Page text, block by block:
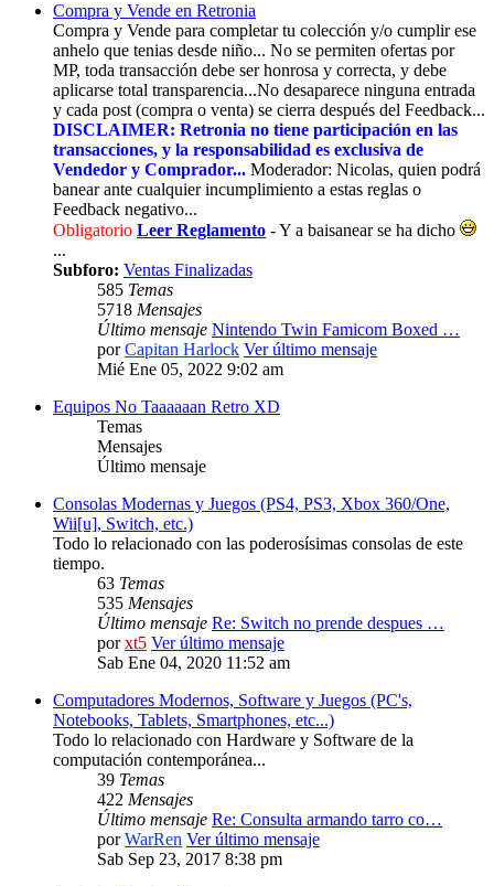
Compra y Vende en Retronia
Compra y Vende para completar tu colección y/o cumplir ese
anhelo que tenias desde niño... No se permiten ofertas por
MP, toda transacción debe ser honrosa y correcta, y debe
aplicarse total transparencia...No desaparece ninguna entrada
y cada post (compra o venta) se cierra después del Feedback...
DISCLAIMER: Retronia no tiene participación en las
transacciones, y la responsabilidad es exclusiva de
Vendedor y Comprador... Moderador: Nicolas, quien podrá
banear ante cualquier incumplimiento a estas reglas o
Feedback negativo...
Obligatorio Leer Reglamento - Y a baisanear se ha dicho
...
Subforo: Ventas Finalizadas
585 Temas
5718 Mensajes
Último mensaje Nintendo Twin Famicom Boxed …
porCapitan Harlock Ver último mensaje
Mié Ene 05, 2022 9:02 am
Equipos No Taaaaaan Retro XD
Temas
Mensajes
Último mensaje
Consolas Modernas y Juegos (PS4, PS3, Xbox 360/One,
Wii[u], Switch, etc.)
Todo lo relacionado con las poderosísimas consolas de este
tiempo.
63 Temas
535 Mensajes
Último mensaje Re: Switch no prende despues …
porxt5 Ver último mensaje
Sab Ene 04, 2020 11:52 am
Computadores Modernos, Software y Juegos (PC's,
Notebooks, Tablets, Smartphones, etc...)
Todo lo relacionado con Hardware y Software de la
computación contemporánea...
39 Temas
422 Mensajes
Último mensaje Re: Consulta armando tarro co…
porWarRen Ver último mensaje
Sab Sep 23, 2017 8:38 pm